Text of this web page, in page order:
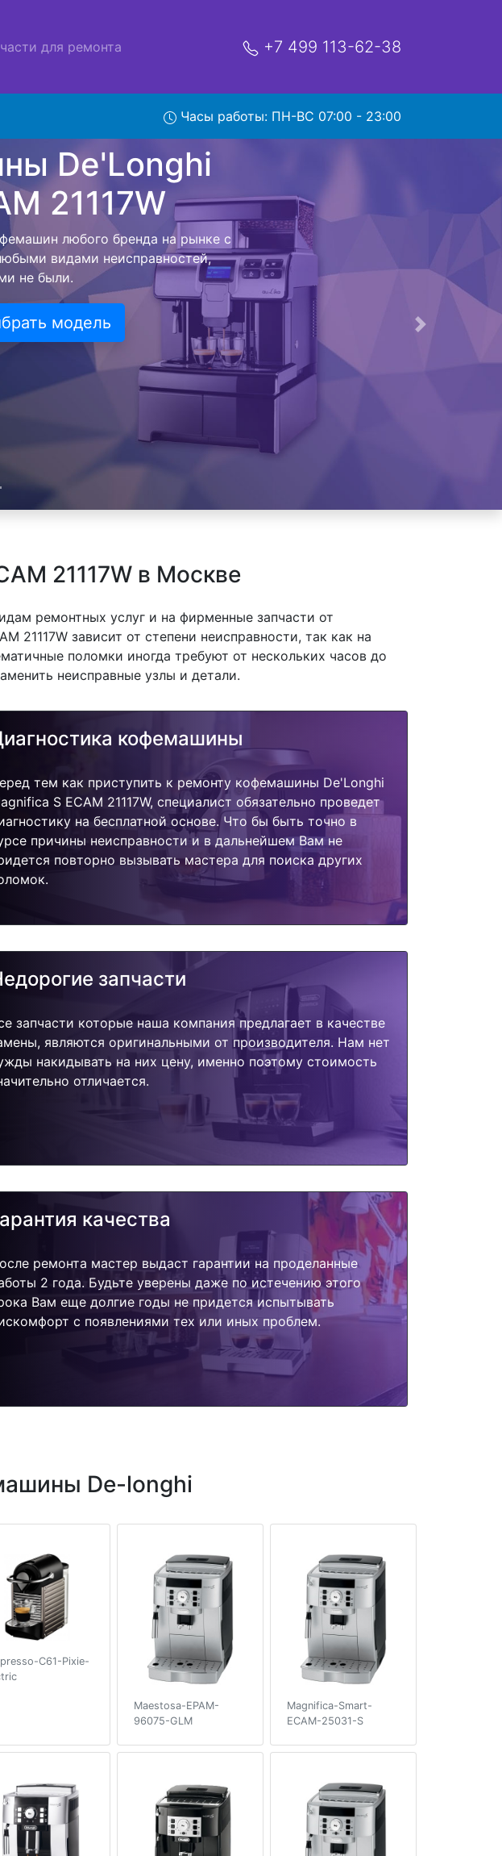
для ремонта +7 499 113-62-38
Часы работы: ПН-ВС 07:00 - 23:00
Magnifica S
в сервис
кофемашин De'Longhi Magnifica S
центр, а после завершения всех
согласования с мастером до
владельцу.
модель
Следующая
21117W в Москве
ремонтных услуг и на фирменные запчасти от
зависит от степени неисправности, так как на
поломки иногда требуют от нескольких часов до
неисправные узлы и детали.
кофемашины
тем как приступить к ремонту кофемашины De'Longhi
S ECAM 21117W, специалист обязательно проведет
на бесплатной основе. Что бы быть точно в
причины неисправности и в дальнейшем Вам не
повторно вызывать мастера для поиска других
запчасти
запчасти которые наша компания предлагает в качестве
являются оригинальными от производителя. Нам нет
накидывать на них цену, именно поэтому стоимость
отличается.
качества
ремонта мастер выдаст гарантии на проделанные
2 года. Будьте уверены даже по истечению этого
Вам еще долгие годы не придется испытывать
с появлениями тех или иных проблем.
De-longhi
C61-Pixie-
Maestosa-EPAM-
96075-GLM
Magnifica-Smart-
ECAM-25031-S